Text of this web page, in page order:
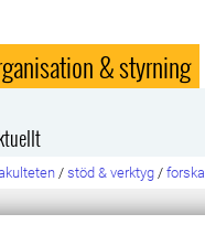
& styrning
/ stöd & verktyg / forska